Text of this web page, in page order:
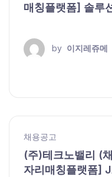
매칭플랫폼] 솔루
by 이지레쥬메
채용공고
(주)테크노밸리 (
자리매칭플랫폼]